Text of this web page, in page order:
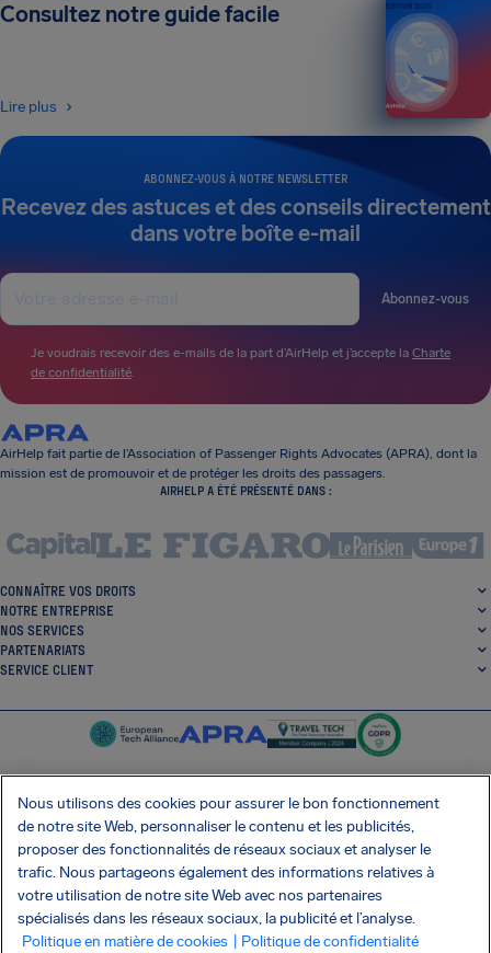
ABONNEZ-VOUS À NOTRE NEWSLETTER
Recevez des astuces et des conseils directement
dans votre boîte e-mail
Abonnez-vous
Je voudrais recevoir des e-mails de la part d’AirHelp et j’accepte la Charte
de confidentialité.
Consultez notre guide facile
Lire plus
ÉDITION 2026
AirHelp fait partie de l’Association of Passenger Rights Advocates (APRA), dont la
mission est de promouvoir et de protéger les droits des passagers.
AIRHELP A ÉTÉ PRÉSENTÉ DANS :
CONNAÎTRE VOS DROITS
NOTRE ENTREPRISE
NOS SERVICES
PARTENARIATS
SERVICE CLIENT
SocialFacebook
SocialTwitter
SocialInstagram
SocialLinkedin
OBTENEZ NOTRE APPLI GRATUITE
Nous utilisons des cookies pour assurer le bon fonctionnement
de notre site Web, personnaliser le contenu et les publicités,
proposer des fonctionnalités de réseaux sociaux et analyser le
trafic. Nous partageons également des informations relatives à
votre utilisation de notre site Web avec nos partenaires
spécialisés dans les réseaux sociaux, la publicité et l’analyse.
Politique en matière de cookies
| Politique de confidentialité